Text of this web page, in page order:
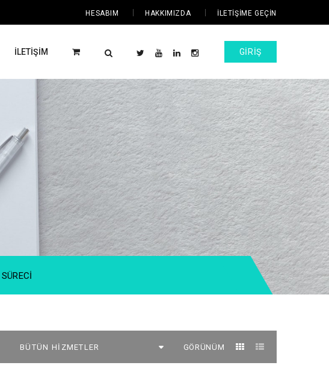
HESABIM HAKKIMIZDA İLETIŞIME GEÇIN
İLETIŞIM GIRIŞ
GÖRÜNÜM